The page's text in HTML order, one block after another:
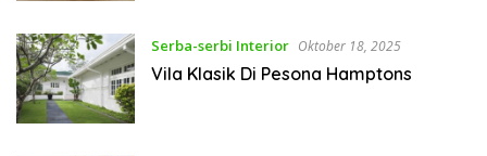
Serba-serbi Interior Oktober 18, 2025
Vila Klasik Di Pesona Hamptons